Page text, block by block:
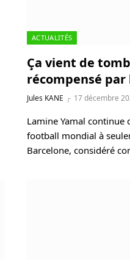
ACTUALITÉS
Ça vient de
récompensé par
Jules KANE 17 décembre
Lamine Yamal continue
football mondial à
Barcelone, considéré